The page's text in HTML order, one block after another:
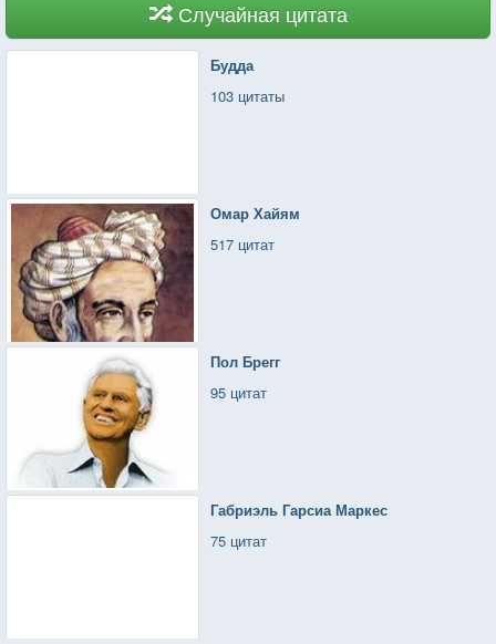
Случайная цитата
Будда
103 цитаты
Омар Хайям
517 цитат
Пол Брегг
95 цитат
Габриэль Гарсиа Маркес
75 цитат